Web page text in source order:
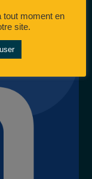
tout moment en
site.